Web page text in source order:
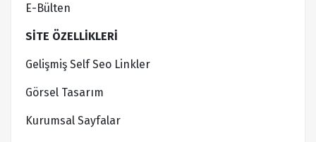
E-Bülten
SİTE ÖZELLİKLERİ
Gelişmiş Self Seo Linkler
Görsel Tasarım
Kurumsal Sayfalar